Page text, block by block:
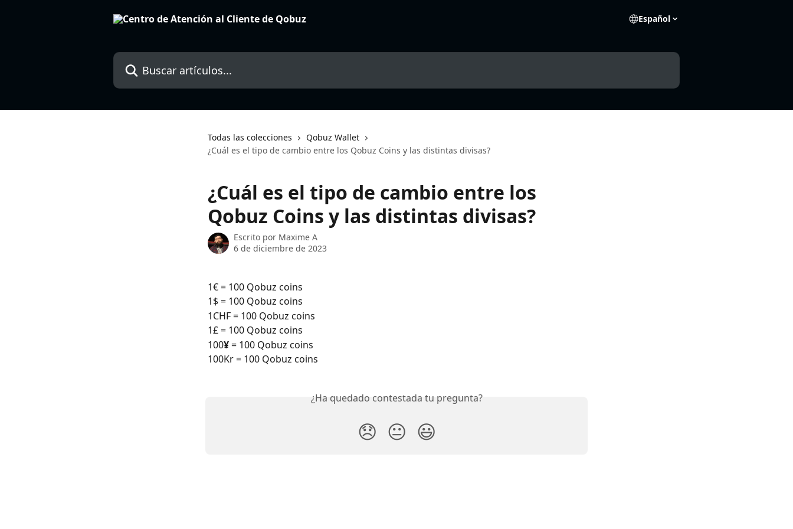
Español
Buscar artículos...
Todas las colecciones
Qobuz Wallet
¿Cuál es el tipo de cambio entre los Qobuz Coins y las distintas divisas?
¿Cuál es el tipo de cambio entre los
Qobuz Coins y las distintas divisas?
Escrito por Maxime A
6 de diciembre de 2023
1€ = 100 Qobuz coins
1$ = 100 Qobuz coins
1CHF = 100 Qobuz coins
1£ = 100 Qobuz coins
100¥ = 100 Qobuz coins
100Kr = 100 Qobuz coins
¿Ha quedado contestada tu pregunta?
😞 😐 😃